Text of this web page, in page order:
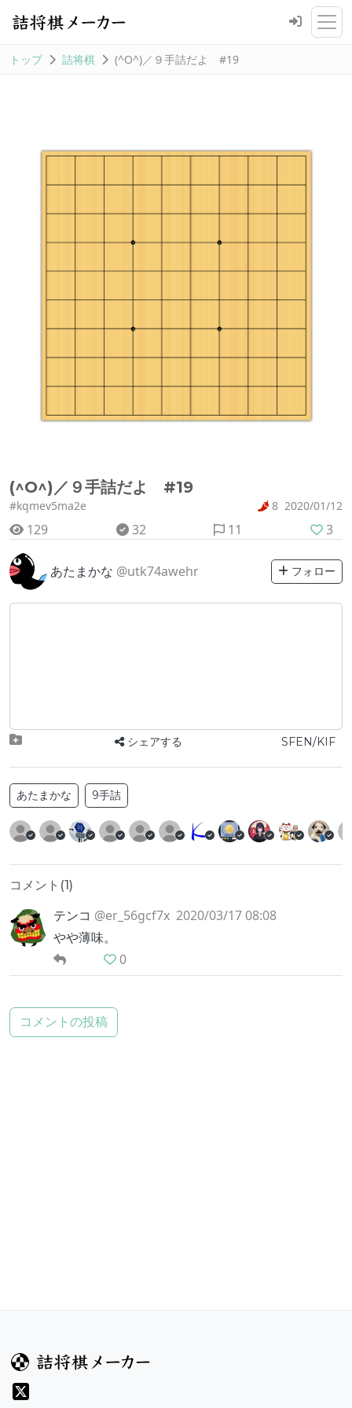
トップ 詰将棋 (^O^)／９手詰だよ #19
(^O^)／９手詰だよ #19
#kqmev5ma2e 8 2020/01/12
129 32 11 3
あたまかな @utk74awehr フォロー
シェアする SFEN/KIF
あたまかな 9手詰
コメント(1)
テンコ @er_56gcf7x 2020/03/17 08:08
やや薄味。
0
コメントの投稿